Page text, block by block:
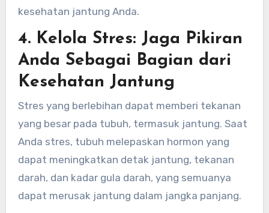
kesehatan jantung Anda.
4. Kelola Stres: Jaga Pikiran
Anda Sebagai Bagian dari
Kesehatan Jantung
Stres yang berlebihan dapat memberi tekanan
yang besar pada tubuh, termasuk jantung. Saat
Anda stres, tubuh melepaskan hormon yang
dapat meningkatkan detak jantung, tekanan
darah, dan kadar gula darah, yang semuanya
dapat merusak jantung dalam jangka panjang.